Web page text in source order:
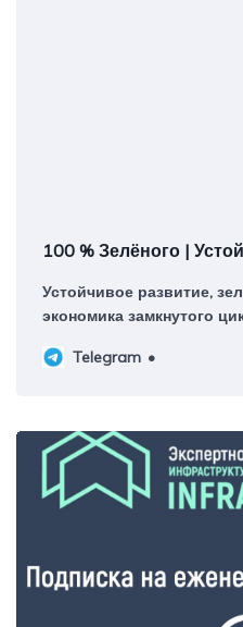
100 % Зелёного |
Устойчивое развитие,
экономика замкнутого
ИНФРАГРИН Светланы Бик
Telegram